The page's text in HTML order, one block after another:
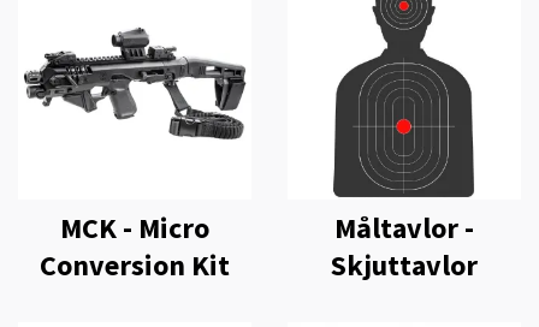
MCK - Micro
Conversion Kit
Måltavlor -
Skjuttavlor